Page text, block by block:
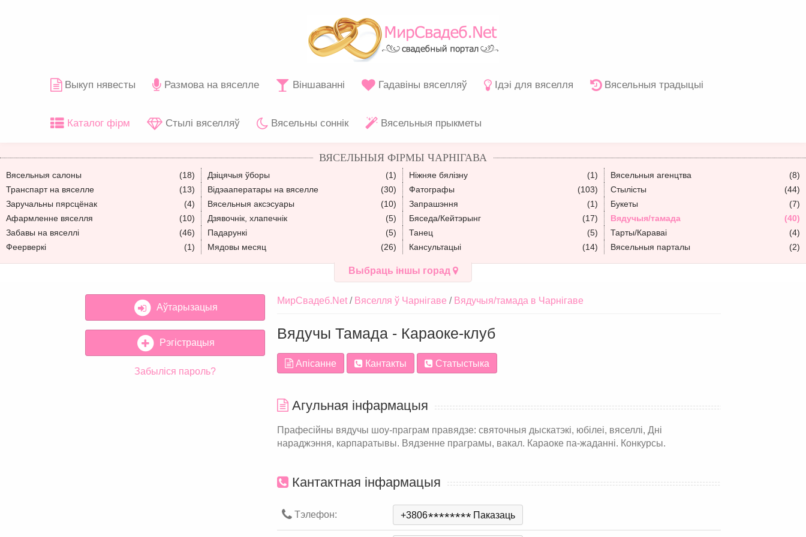
Выкуп нявесты Размова на вяселле Віншаванні Гадавіны вяселляў Ідэі для вяселля Вясельныя традыцыі
Каталог фірм Стылі вяселляў Вясельны соннік Вясельныя прыкметы
ВЯСЕЛЬНЫЯ ФІРМЫ ЧАРНІГАВА
Вясельныя салоны (18) Дзіцячыя ўборы (1) Ніжняе бялізну (1) Вясельныя агенцтва
(8)
Транспарт на вяселле
(13) Відэааператары на вяселле (30) Фатографы (103) Стылісты
(44)
Заручальны пярсцёнак
(4) Вясельныя аксэсуары (10) Запрашэння (1) Букеты
(7)
Афармленне вяселля
(10) Дзявочнік, хлапечнік (5) Бяседа/Кейтэрынг (17) Вядучыя/тамада
(40)
Забавы на вяселлі
(46) Падарункі (5) Танец (5) Тарты/Караваі
(4)
Феерверкі
(1) Мядовы месяц (26) Кансультацыі (14) Вясельныя парталы (2)
Выбраць іншы горад
МирСвадеб.Net Вяселля ў Чарнігаве Вядучыя/тамада в Чарнігаве
Вядучы Тамада - Караоке-клуб
Апісанне Кантакты Статыстыка
Агульная інфармацыя
Прафесійны вядучы шоу-праграм правядзе: святочныя дыскатэкі, юбілеі, вяселлі, Дні
нараджэння, карпаратывы. Вядзенне праграмы, вакал. Караоке па-жаданні. Конкурсы.
Кантактная інфармацыя
Тэлефон: +3806******** Паказаць
Аўтарызацыя
Рэгістрацыя
Забыліся пароль?